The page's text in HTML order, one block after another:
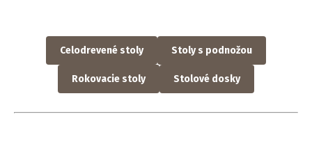
Celodrevené stoly Stoly s podnožou
Rokovacie stoly Stolové dosky